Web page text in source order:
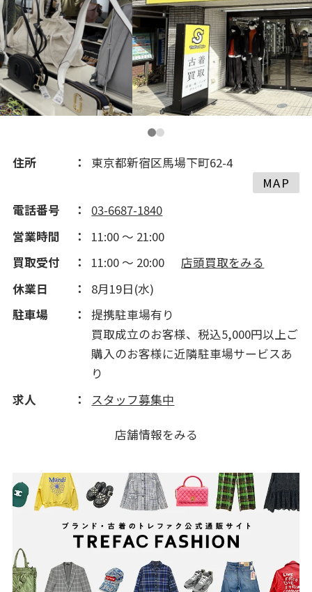
住所
東京都新宿区馬場下町62-4
MAP
電話番号
03-6687-1840
営業時間
11:00 ～ 21:00
買取受付
11:00 ～ 20:00
店頭買取をみる
休業日
8月19日(水)
駐車場
提携駐車場有り
買取成立のお客様、税込5,000円以上ご
購入のお客様に近隣駐車場サービスあ
り
求人
スタッフ募集中
店舗情報をみる